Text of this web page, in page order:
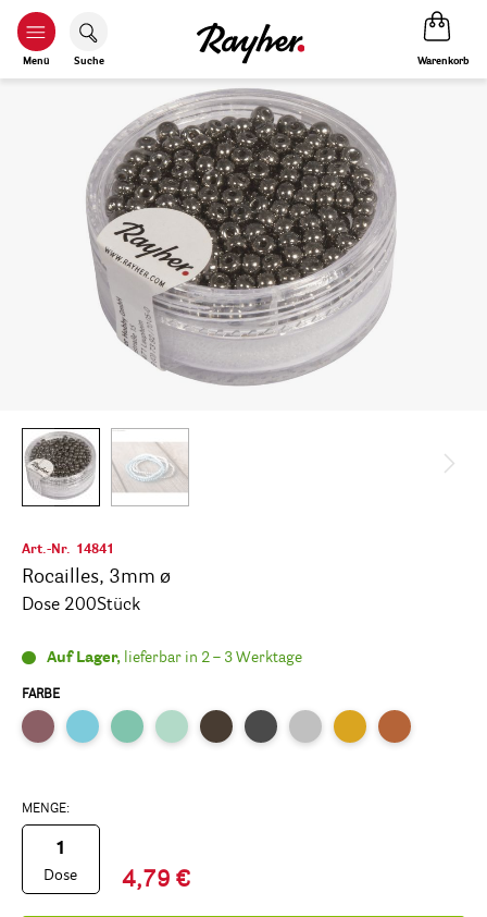
Menü Suche Warenkorb
Art.-Nr. 14841
Rocailles, 3mm ø
Dose 200Stück
Auf Lager, lieferbar in 2 – 3 Werktage
MENGE:
Dose 4,79 €
FARBE